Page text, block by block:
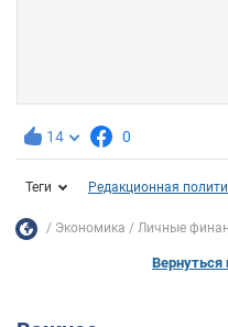
14 0
Теги Редакционная
Экономика Личные
Вернуться